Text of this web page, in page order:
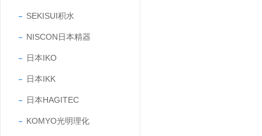
SEKISUI积水
NISCON日本精器
日本IKO
日本IKK
日本HAGITEC
KOMYO光明理化